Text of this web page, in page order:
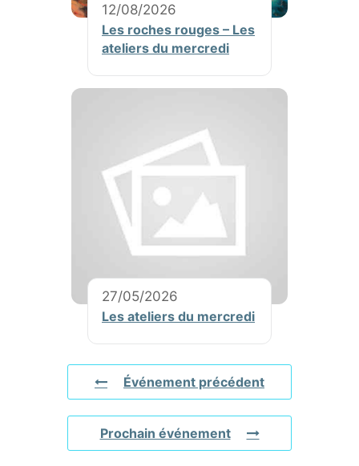
12/08/2026
Les roches rouges – Les
ateliers du mercredi
27/05/2026
Les ateliers du mercredi
Événement précédent
Prochain événement